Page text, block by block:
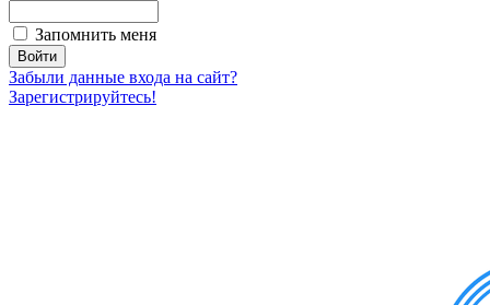
Запомнить меня
Забыли данные входа на сайт?
Зарегистрируйтесь!